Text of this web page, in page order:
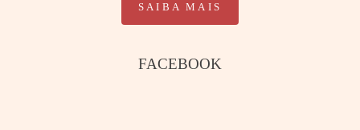
SAIBA MAIS
FACEBOOK